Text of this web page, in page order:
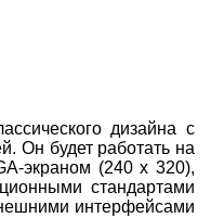
дизайна с
Он будет работать на
экраном (240 х 320),
стандартами
интерфейсами